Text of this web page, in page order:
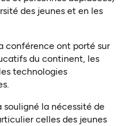
des jeunes et en les
conférence ont porté sur
du continent, les
technologies
la nécessité de
celles des jeunes